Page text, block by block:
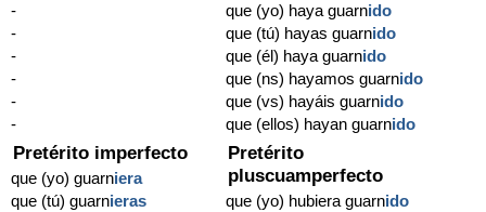
-
-
-
-
-
-
que (yo) haya guarnido
que (tú) hayas guarnido
que (él) haya guarnido
que (ns) hayamos guarnido
que (vs) hayáis guarnido
que (ellos) hayan guarnido
Pretérito imperfecto
que (yo) guarniera
que (tú) guarnieras
Pretérito
pluscuamperfecto
que (yo) hubiera guarnido